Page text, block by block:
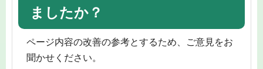
ましたか？
ページ内容の改善の参考とするため、ご意見をお
聞かせください。